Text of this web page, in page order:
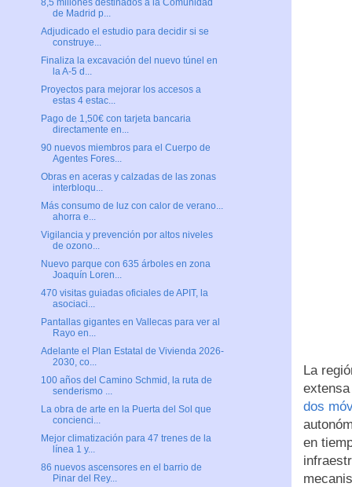
La
dos
en
8,5 millones destinados a la Comunidad
de Madrid p...
Adjudicado el estudio para decidir si se
construye...
Finaliza la excavación del nuevo túnel en
la A-5 d...
Proyectos para mejorar los accesos a
estas 4 estac...
Pago de 1,50€ con tarjeta bancaria
directamente en...
90 nuevos miembros para el Cuerpo de
Agentes Fores...
Obras en aceras y calzadas de las zonas
interbloqu...
Más consumo de luz con calor de verano...
ahorra e...
Vigilancia y prevención por altos niveles
de ozono...
Nuevo parque con 635 árboles en zona
Joaquín Loren...
470 visitas guiadas oficiales de APIT, la
asociaci...
Pantallas gigantes en Vallecas para ver al
Rayo en...
Adelante el Plan Estatal de Vivienda 2026-
2030, co...
100 años del Camino Schmid, la ruta de
senderismo ...
La obra de arte en la Puerta del Sol que
concienci...
Mejor climatización para 47 trenes de la
línea 1 y...
86 nuevos ascensores en el barrio de
Pinar del Rey...